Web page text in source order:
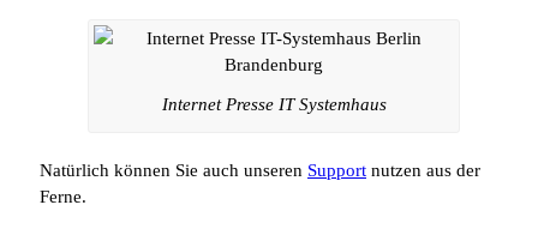
Internet Presse IT Systemhaus
Natürlich können Sie auch unseren Support nutzen aus der
Ferne.